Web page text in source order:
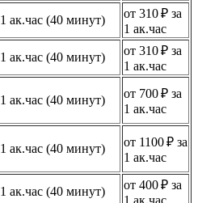
1 ак.час (40 минут)
от 310 ₽ за
1 ак.час
1 ак.час (40 минут)
от 310 ₽ за
1 ак.час
1 ак.час (40 минут)
от 700 ₽ за
1 ак.час
1 ак.час (40 минут)
от 1100 ₽ за
1 ак.час
1 ак.час (40 минут)
от 400 ₽ за